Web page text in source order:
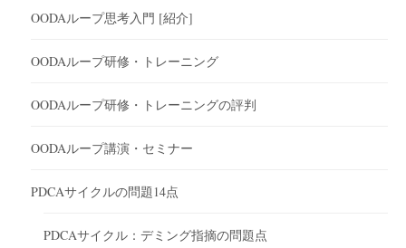
OODAループ思考入門 [紹介]
OODAループ研修・トレーニング
OODAループ研修・トレーニングの評判
OODAループ講演・セミナー
PDCAサイクルの問題14点
PDCAサイクル：デミング指摘の問題点